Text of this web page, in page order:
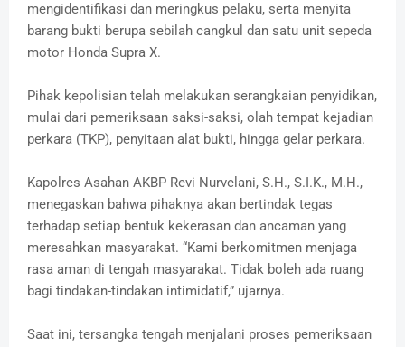
mengidentifikasi dan meringkus pelaku, serta menyita
barang bukti berupa sebilah cangkul dan satu unit sepeda
motor Honda Supra X.
Pihak kepolisian telah melakukan serangkaian penyidikan,
mulai dari pemeriksaan saksi-saksi, olah tempat kejadian
perkara (TKP), penyitaan alat bukti, hingga gelar perkara.
Kapolres Asahan AKBP Revi Nurvelani, S.H., S.I.K., M.H.,
menegaskan bahwa pihaknya akan bertindak tegas
terhadap setiap bentuk kekerasan dan ancaman yang
meresahkan masyarakat. “Kami berkomitmen menjaga
rasa aman di tengah masyarakat. Tidak boleh ada ruang
bagi tindakan-tindakan intimidatif,” ujarnya.
Saat ini, tersangka tengah menjalani proses pemeriksaan